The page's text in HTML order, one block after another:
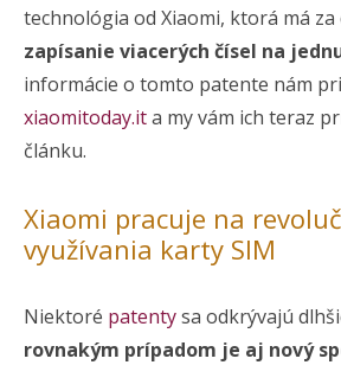
technológia od Xiaomi, ktorá má
zapísanie viacerých čísel na
informácie o tomto patente nám
xiaomitoday.ita my vám ich teraz
článku.
Xiaomi pracuje na
využívania karty SIM
Niektoré patentysa odkrývajú
rovnakým prípadom je aj nový